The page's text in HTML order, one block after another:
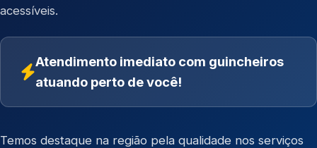
acessíveis.
Atendimento imediato com guincheiros
atuando perto de você!
Temos destaque na região pela qualidade nos serviços